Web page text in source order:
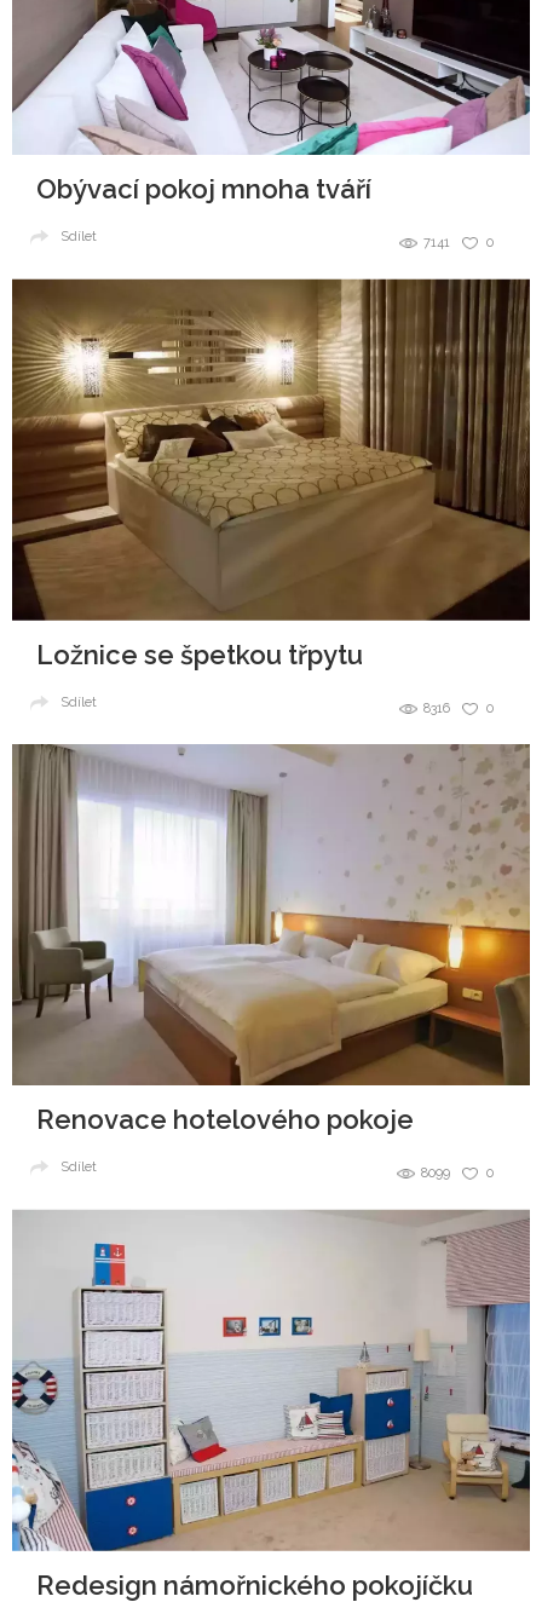
Obývací pokoj mnoha tváří
0
7141
Sdílet
Ložnice se špetkou třpytu
0
8316
Sdílet
Renovace hotelového pokoje
0
8099
Sdílet
Redesign námořnického pokojíčku